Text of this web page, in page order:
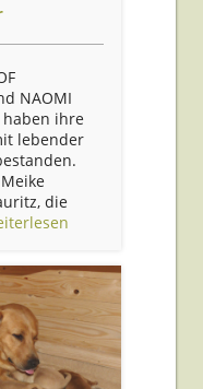
NAOMI
haben ihre
lebender
die